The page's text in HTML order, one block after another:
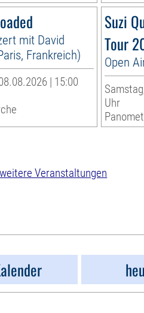
mit David
Frankreich)
| 15:00
Suzi
Tour
Open
Uhr
weitere Veranstaltungen